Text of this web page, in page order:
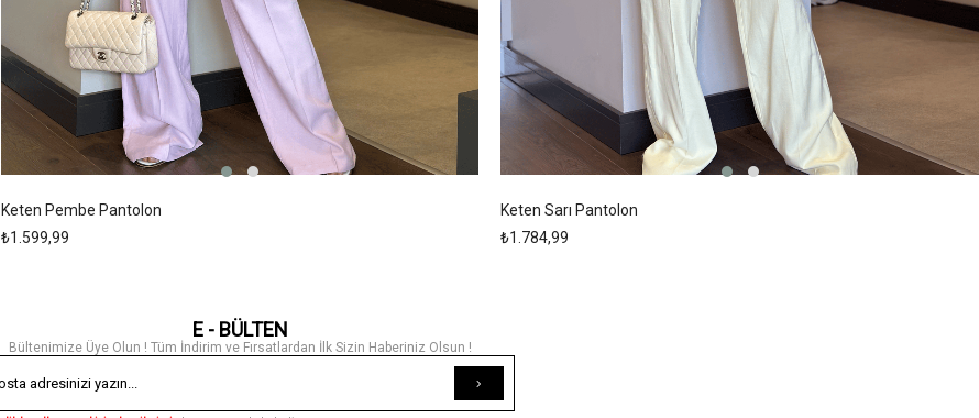
Keten Pembe Pantolon
₺1.599,99
Keten Sarı Pantolon
₺1.784,99
E - BÜLTEN
Bültenimize Üye Olun ! Tüm İndirim ve Fırsatlardan İlk Sizin Haberiniz Olsun !